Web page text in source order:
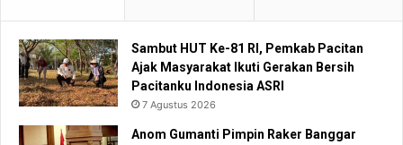
Sambut HUT Ke-81 RI, Pemkab Pacitan
Ajak Masyarakat Ikuti Gerakan Bersih
Pacitanku Indonesia ASRI
7 Agustus 2026
Anom Gumanti Pimpin Raker Banggar